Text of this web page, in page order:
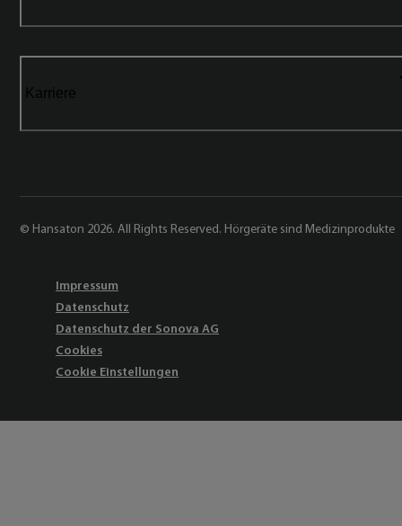
Karriere
© Hansaton 2026. All Rights Reserved. Hörgeräte sind Medizinprodukte
Impressum
Datenschutz
Datenschutz der Sonova AG
Cookies
Cookie Einstellungen